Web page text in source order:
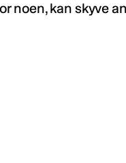
noen, kan skyve